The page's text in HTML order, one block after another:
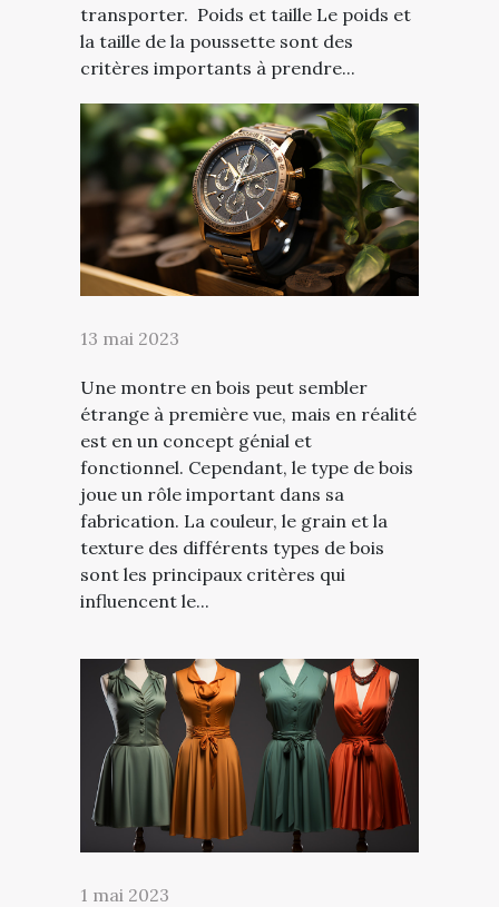
transporter. Poids et taille Le poids et
la taille de la poussette sont des
critères importants à prendre...
13 mai 2023
Une montre en bois peut sembler
étrange à première vue, mais en réalité
est en un concept génial et
fonctionnel. Cependant, le type de bois
joue un rôle important dans sa
fabrication. La couleur, le grain et la
texture des différents types de bois
sont les principaux critères qui
influencent le...
1 mai 2023